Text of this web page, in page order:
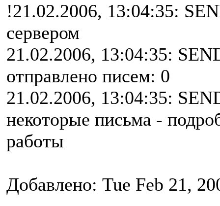
!21.02.2006, 13:04:35:
сервером
21.02.2006, 13:04:35:
отправлено писем: 0
21.02.2006, 13:04:35:
некоторые письма -
работы
Добавлено: Tue Feb 21,